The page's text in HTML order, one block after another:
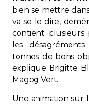
Zone Membres
Français
bien se mettre
va se le dire,
contient plusieurs
les
tonnes de bons
explique Brigitte
Magog Vert.
Une animation sur